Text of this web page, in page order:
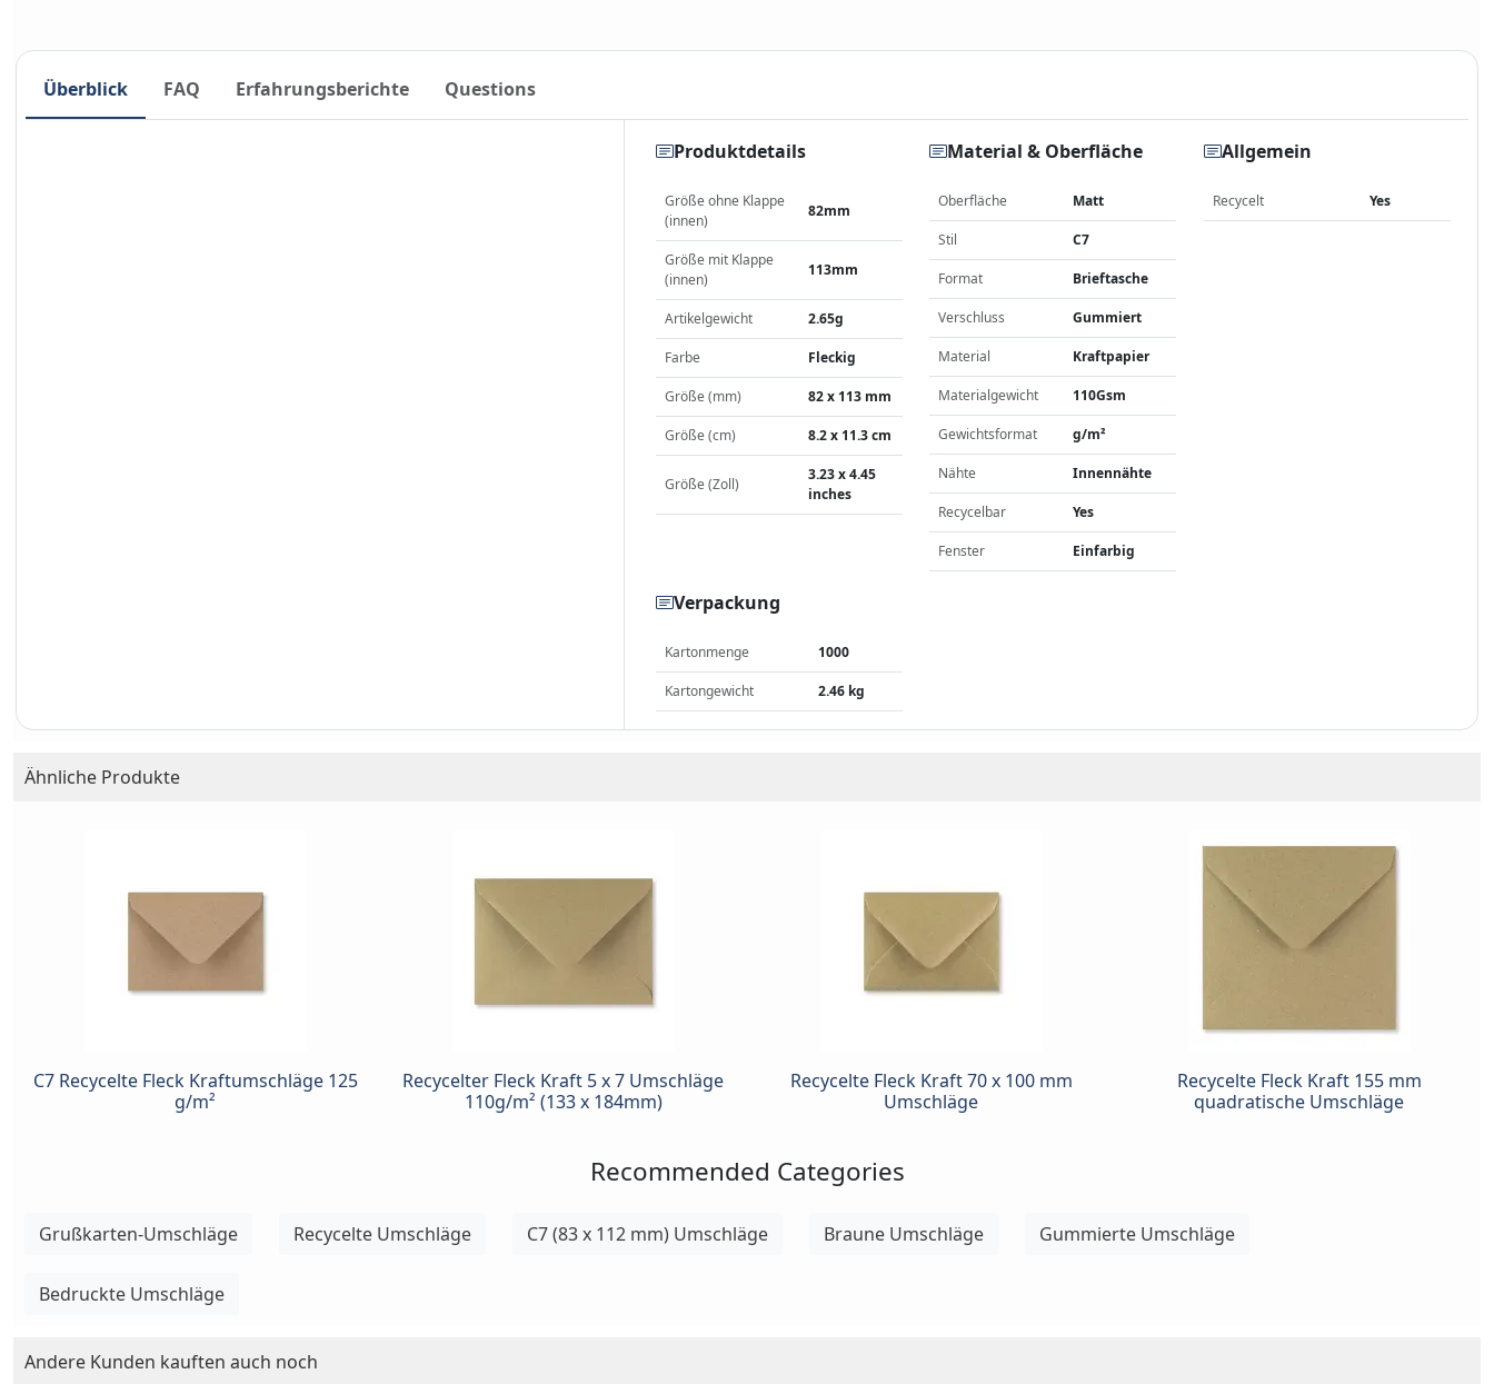
Überblick FAQ Erfahrungsberichte Questions
Produktdetails
Größe ohne Klappe
(innen)
82mm
Größe mit Klappe
(innen)
113mm
Artikelgewicht 2.65g
Farbe Fleckig
Größe (mm) 82 x 113 mm
Größe (cm) 8.2 x 11.3 cm
Größe (Zoll)
3.23 x 4.45
inches
Material & Oberfläche
Oberfläche Matt
Stil C7
Format Brieftasche
Verschluss Gummiert
Material Kraftpapier
Materialgewicht 110Gsm
Gewichtsformat g/m²
Nähte Innennähte
Recycelbar Yes
Fenster Einfarbig
Allgemein
Recycelt Yes
Verpackung
Kartonmenge 1000
Kartongewicht 2.46 kg
Ähnliche Produkte
C7 Recycelte Fleck Kraftumschläge 125
g/m²
Recycelter Fleck Kraft 5 x 7 Umschläge
110g/m² (133 x 184mm)
Recycelte Fleck Kraft 70 x 100 mm
Umschläge
Recycelte Fleck Kraft 155 mm
quadratische Umschläge
Recommended Categories
Grußkarten-Umschläge Recycelte Umschläge C7 (83 x 112 mm) Umschläge Braune Umschläge Gummierte Umschläge
Bedruckte Umschläge
Andere Kunden kauften auch noch